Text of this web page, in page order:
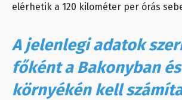
elérhetik a 120 kilométer per órás
A jelenlegi adatok
főként a Bakonyban
környékén kell